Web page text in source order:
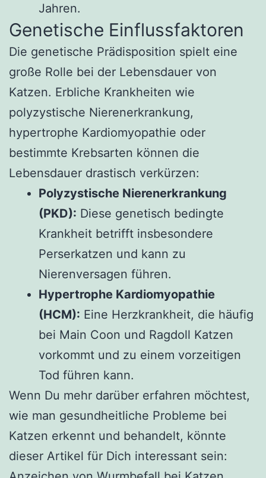
Jahren.
Genetische Einflussfaktoren
Die genetische Prädisposition spielt eine
große Rolle bei der Lebensdauer von
Katzen. Erbliche Krankheiten wie
polyzystische Nierenerkrankung,
hypertrophe Kardiomyopathie oder
bestimmte Krebsarten können die
Lebensdauer drastisch verkürzen:
Polyzystische Nierenerkrankung
(PKD): Diese genetisch bedingte
Krankheit betrifft insbesondere
Perserkatzen und kann zu
Nierenversagen führen.
Hypertrophe Kardiomyopathie
(HCM): Eine Herzkrankheit, die häufig
bei Main Coon und Ragdoll Katzen
vorkommt und zu einem vorzeitigen
Tod führen kann.
Wenn Du mehr darüber erfahren möchtest,
wie man gesundheitliche Probleme bei
Katzen erkennt und behandelt, könnte
dieser Artikel für Dich interessant sein: